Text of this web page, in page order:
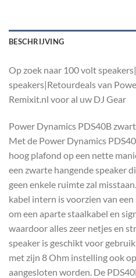
BESCHRIJVING
Op zoek naar 100 volt
speakers|Retourdeals van
Remixit.nl voor al uw DJ Gear
Power Dynamics PDS40B
Met de Power Dynamics
hoog plafond op een nette
een zwarte hangende speaker
geen enkele ruimte zal
kabel intern is voorzien van
om een aparte staalkabel en
waardoor alles zeer netjes en
speaker is geschikt voor
met zijn 8 Ohm instelling ook
aangesloten worden. De